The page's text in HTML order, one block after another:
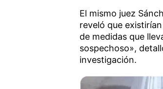
El mismo juez
reveló que
de medidas que
sospechoso»,
investigación.